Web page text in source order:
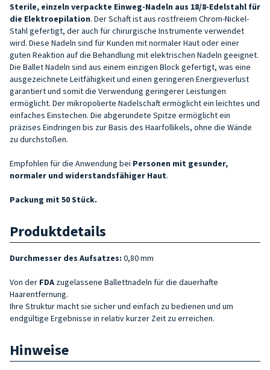
Sterile, einzeln verpackte Einweg-Nadeln aus 18/8-Edelstahl für
die Elektroepilation. Der Schaft ist aus rostfreiem Chrom-Nickel-
Stahl gefertigt, der auch für chirurgische Instrumente verwendet
wird. Diese Nadeln sind für Kunden mit normaler Haut oder einer
guten Reaktion auf die Behandlung mit elektrischen Nadeln geeignet.
Die Ballet Nadeln sind aus einem einzigen Block gefertigt, was eine
ausgezeichnete Leitfähigkeit und einen geringeren Energieverlust
garantiert und somit die Verwendung geringerer Leistungen
ermöglicht. Der mikropolierte Nadelschaft ermöglicht ein leichtes und
einfaches Einstechen. Die abgerundete Spitze ermöglicht ein
präzises Eindringen bis zur Basis des Haarfollikels, ohne die Wände
zu durchstoßen.
Empfohlen für die Anwendung bei Personen mit gesunder,
normaler und widerstandsfähiger Haut.
Packung mit 50 Stück.
Produktdetails
Durchmesser des Aufsatzes: 0,80 mm
Von der FDA zugelassene Ballettnadeln für die dauerhafte
Haarentfernung.
Ihre Struktur macht sie sicher und einfach zu bedienen und um
endgültige Ergebnisse in relativ kurzer Zeit zu erreichen.
Hinweise